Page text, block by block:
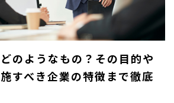
のようなもの？その目的や
すべき企業の特徴まで徹底